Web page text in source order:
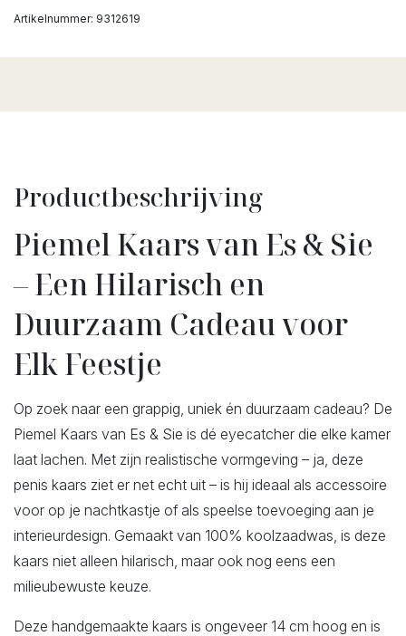
Artikelnummer: 9312619
Productbeschrijving
Piemel Kaars van Es & Sie
– Een Hilarisch en
Duurzaam Cadeau voor
Elk Feestje
Op zoek naar een grappig, uniek én duurzaam cadeau? De
Piemel Kaars van Es & Sie is dé eyecatcher die elke kamer
laat lachen. Met zijn realistische vormgeving – ja, deze
penis kaars ziet er net echt uit – is hij ideaal als accessoire
voor op je nachtkastje of als speelse toevoeging aan je
interieurdesign. Gemaakt van 100% koolzaadwas, is deze
kaars niet alleen hilarisch, maar ook nog eens een
milieubewuste keuze.
Deze handgemaakte kaars is ongeveer 14 cm hoog en is